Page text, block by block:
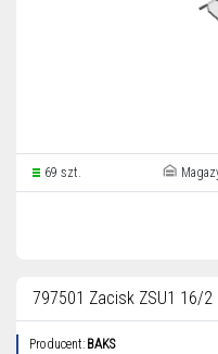
69 szt.
797501 Zacisk ZSU1 16/2
Producent: BAKS